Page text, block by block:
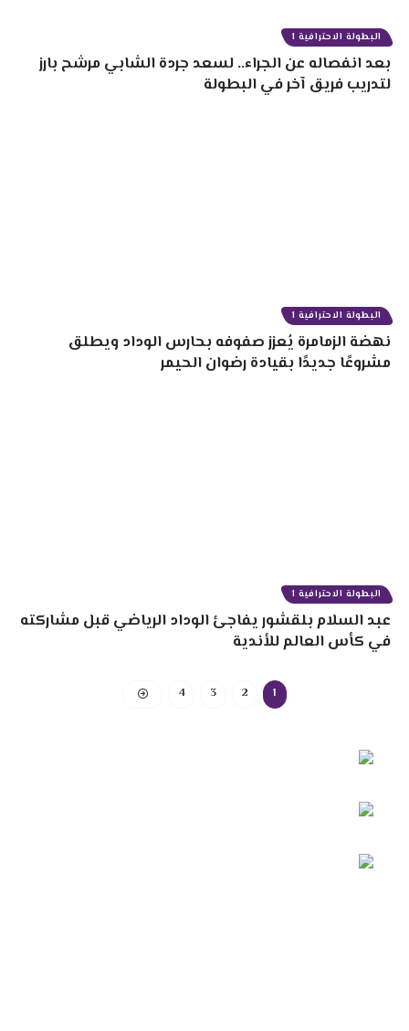
البطولة الاحترافية 1
بعد انفصاله عن الجراء.. لسعد جردة الشابي مرشح بارز
لتدريب فريق آخر في البطولة
البطولة الاحترافية 1
نهضة الزمامرة يُعزز صفوفه بحارس الوداد ويطلق
مشروعًا جديدًا بقيادة رضوان الحيمر
البطولة الاحترافية 1
عبد السلام بلقشور يفاجئ الوداد الرياضي قبل مشاركته
في كأس العالم للأندية
1
2
3
4